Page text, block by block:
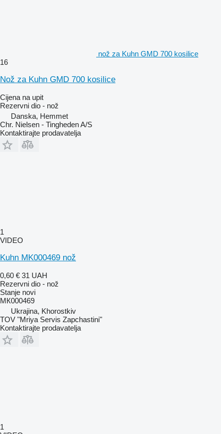
nož za Kuhn GMD 700 kosilice
16
Nož za Kuhn GMD 700 kosilice
Cijena na upit
Rezervni dio - nož
Danska, Hemmet
Chr. Nielsen - Tingheden A/S
Kontaktirajte prodavatelja
1
VIDEO
Kuhn MK000469 nož
0,60 € 31 UAH
Rezervni dio - nož
Stanje novi
МК000469
Ukrajina, Khorostkiv
TOV "Mriya Servis Zapchastini"
Kontaktirajte prodavatelja
1